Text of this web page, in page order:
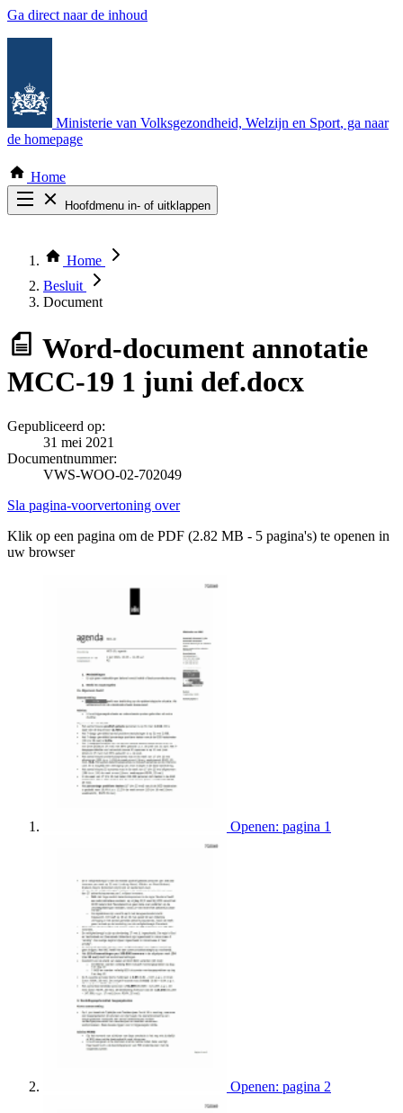
Ga direct naar de inhoud
Ministerie van Volksgezondheid, Welzijn en Sport, ga naar
de homepage
Home
Hoofdmenu in- of uitklappen
Thema COVID-19
Bekijk per bestuursorgaan
Home
Besluit
Document
Word-document annotatie
MCC-19 1 juni def.docx
Gepubliceerd op:
31 mei 2021
Documentnummer:
VWS-WOO-02-702049
Sla pagina-voorvertoning over
Klik op een pagina om de PDF (2.82 MB - 5 pagina's) te openen in
uw browser
Openen: pagina 1
Openen: pagina 2